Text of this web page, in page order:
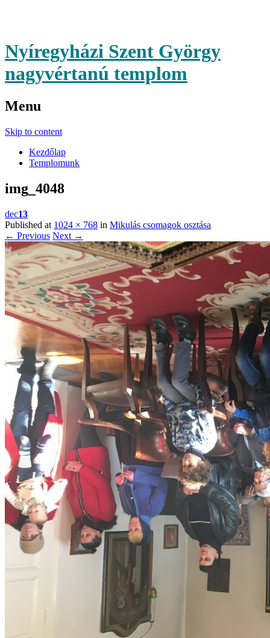
Nyíregyházi Szent György
nagyvértanú templom
Menu
Skip to content
Kezdőlap
Templomunk
img_4048
dec13
Published at 1024 × 768 in Mikulás csomagok osztása
← Previous Next →